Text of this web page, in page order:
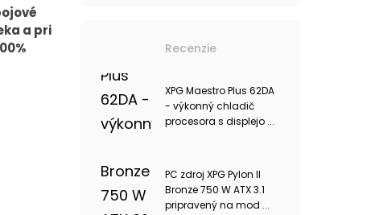
a pri
Recenzie
XPG Maestro Plus 62DA
- výkonný chladič
procesora s displejo ...
PC zdroj XPG Pylon II
Bronze 750 W ATX 3.1
pripravený na mod ...